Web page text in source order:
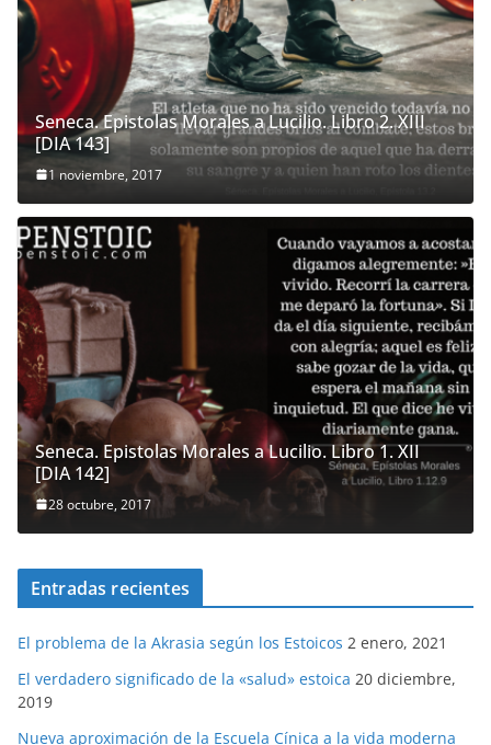
Seneca. Epistolas Morales a Lucilio. Libro 2. XIII
[DIA 143]
1 noviembre, 2017
Seneca. Epistolas Morales a Lucilio. Libro 1. XII
[DIA 142]
28 octubre, 2017
Entradas recientes
El problema de la Akrasia según los Estoicos 2 enero, 2021
El verdadero significado de la «salud» estoica 20 diciembre,
2019
Nueva aproximación de la Escuela Cínica a la vida moderna